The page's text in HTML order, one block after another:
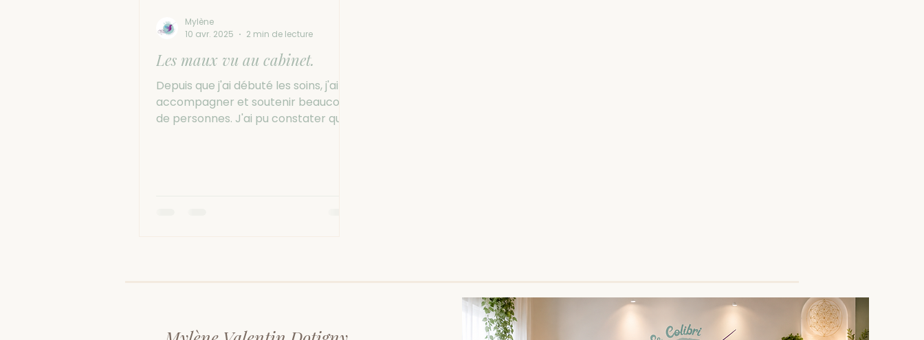
Les maux vu au cabinet.
Depuis que j'ai débuté les soins, j'ai pu
accompagner et soutenir beaucoup
de personnes. J'ai pu constater qu'il
Mylène
10 avr. 2025
2 min de lecture